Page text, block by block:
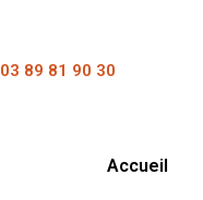
03 89 81 90 30
Accueil